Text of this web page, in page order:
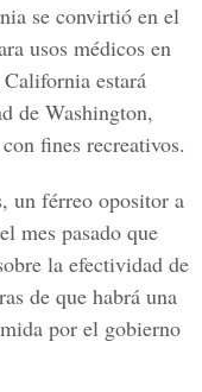
se convirtió en el
usos médicos en
estará
de Washington,
fines recreativos.
, un férreo opositor a
mes pasado que
la efectividad de
de que habrá una
por el gobierno